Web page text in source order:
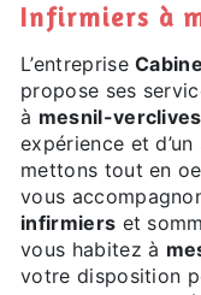
infirmiers à
L’entreprise
propose ses
à mesnil-verclives
expérience et
mettons tout en
vous
infirmiers et
vous habitez à
votre disposition